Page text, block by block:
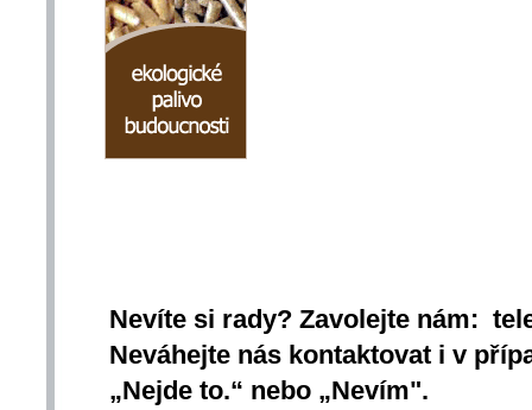
Nevíte si rady? Zavolejte nám:
Neváhejte nás kontaktovat i v
„Nejde to.“ nebo „Nevím".